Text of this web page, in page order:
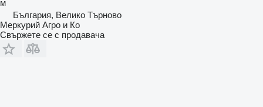
м
България, Велико Търново
Меркурий Агро и Ко
Свържете се с продавача